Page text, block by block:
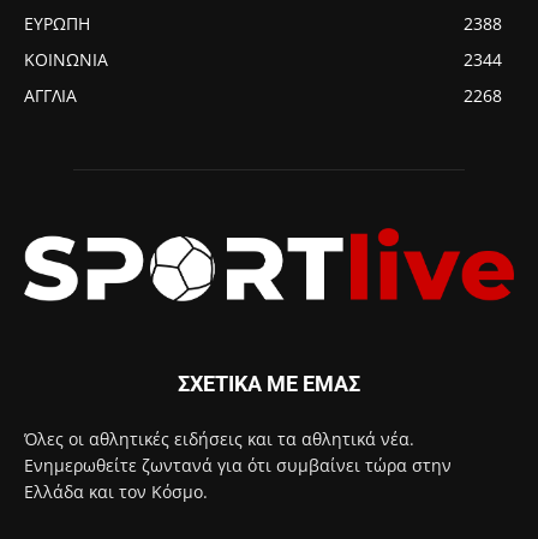
ΕΥΡΩΠΗ
2388
ΚΟΙΝΩΝΙΑ
2344
ΑΓΓΛΙΑ
2268
ΣΧΕΤΙΚΑ ΜΕ ΕΜΑΣ
Όλες οι αθλητικές ειδήσεις και τα αθλητικά νέα.
Ενημερωθείτε ζωντανά για ότι συμβαίνει τώρα στην
Ελλάδα και τον Κόσμο.